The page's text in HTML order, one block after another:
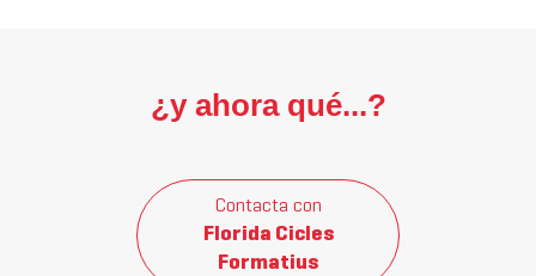
¿y ahora qué...?
Contacta con
Florida Cicles
Formatius